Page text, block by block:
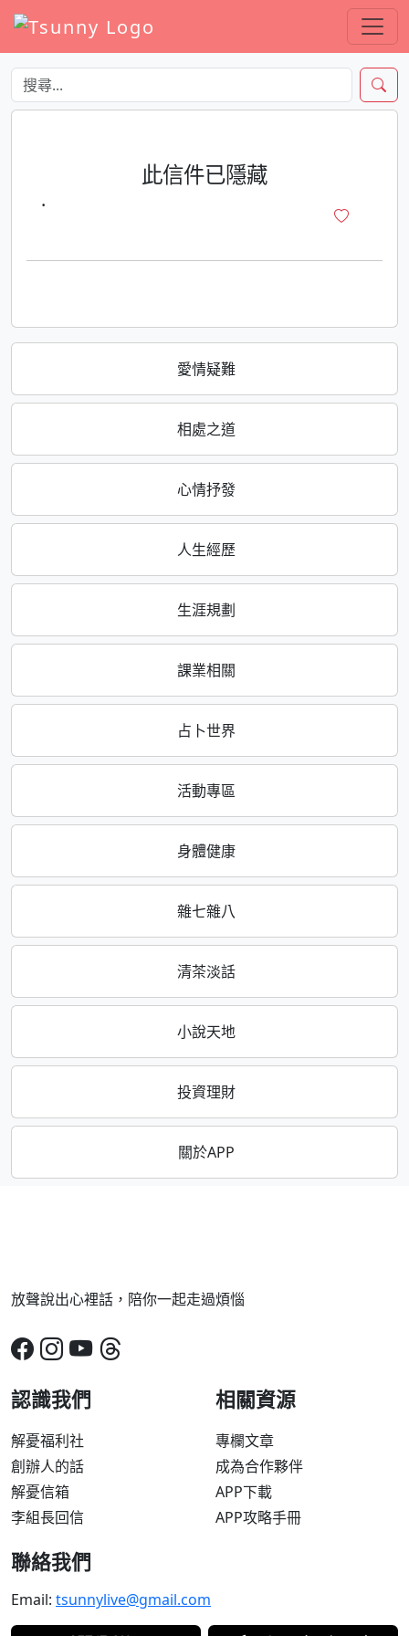
愛情疑難
相處之道
心情抒發
人生經歷
生涯規劃
課業相關
占卜世界
活動專區
身體健康
雜七雜八
清茶淡話
小說天地
投資理財
關於APP
此信件已隱藏
·
放聲說出心裡話，陪你一起走過煩惱
認識我們
解憂福利社
創辦人的話
解憂信箱
李組長回信
相關資源
專欄文章
成為合作夥伴
APP下載
APP攻略手冊
聯絡我們
Email: tsunnylive@gmail.com